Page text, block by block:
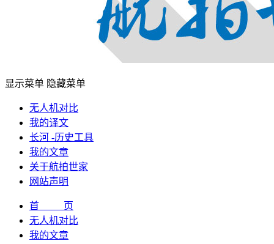
显示菜单 隐藏菜单
无人机对比
我的译文
长河 -历史工具
我的文章
关于航拍世家
网站声明
首 页
无人机对比
我的文章